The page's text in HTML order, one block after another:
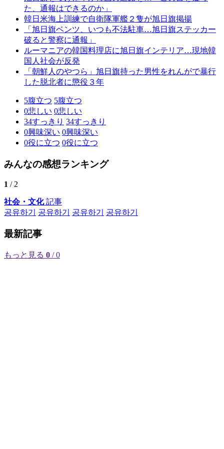
た、通報はできるのか」
韓日米海上訓練で自衛隊軍艦２隻が旭日旗掲揚
「旭日旗ベンツ、いつも不法駐車…旭日旗ステッカー
破ると警察に通報」
ルーマニアの韓国料理店に旭日旗インテリア…現地韓
国人社会が反発
「朝鮮人のやつら」旭日旗持った男性をれんがで暴行
した脱北者に懲役３年
5腹立つ 5腹立つ
0悲しい 0悲しい
34すっきり 34すっきり
0興味深い 0興味深い
0役に立つ 0役に立つ
みんなの感想ランキング
1 / 2
社会・文化記事
공유하기
공유하기 공유하기 공유하기
最新記事
もっと見る 0 / 0